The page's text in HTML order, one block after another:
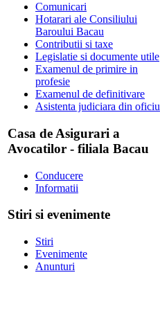
Comunicari
Hotarari ale Consiliului
Baroului Bacau
Contributii si taxe
Legislatie si documente utile
Examenul de primire in
profesie
Examenul de definitivare
Asistenta judiciara din oficiu
Casa de Asigurari a
Avocatilor - filiala Bacau
Conducere
Informatii
Stiri si evenimente
Stiri
Evenimente
Anunturi